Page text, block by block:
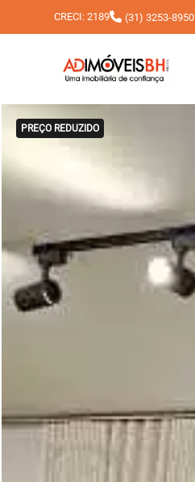
CRECI: 2189 (31) 3253-8950
PREÇO REDUZIDO